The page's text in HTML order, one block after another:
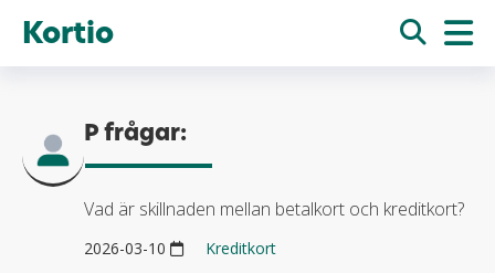
Kortio
P frågar:
Vad är skillnaden mellan betalkort och kreditkort?
2026-03-10 Kreditkort